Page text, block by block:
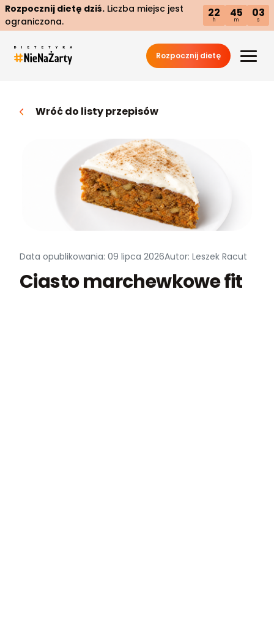
Rozpocznij dietę dziś. Liczba miejsc jest
ograniczona.
22
h
45
m
02
s
Rozpocznij dietę
Wróć do listy przepisów
Data opublikowania: 09 lipca 2026Autor: Leszek Racut
Ciasto marchewkowe fit